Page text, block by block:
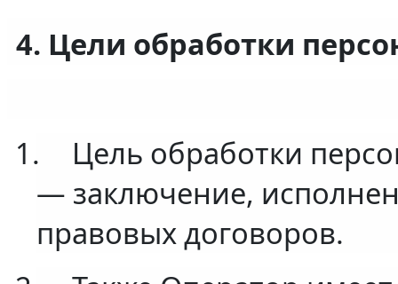
4. Цели обработки
1.
Цель обработки
— заключение,
правовых договоров.